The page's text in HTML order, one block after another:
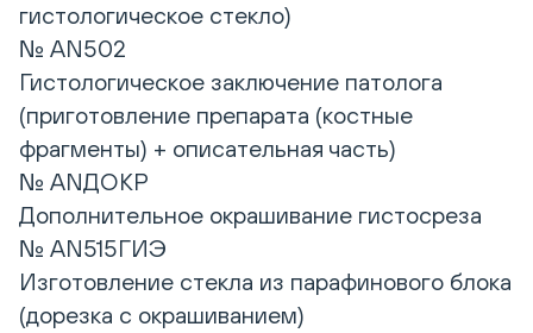
гистологическое стекло)
№ AN502
Гистологическое заключение патолога
(приготовление препарата (костные
фрагменты) + описательная часть)
№ ANДОКР
Дополнительное окрашивание гистосреза
№ AN515ГИЭ
Изготовление стекла из парафинового блока
(дорезка с окрашиванием)